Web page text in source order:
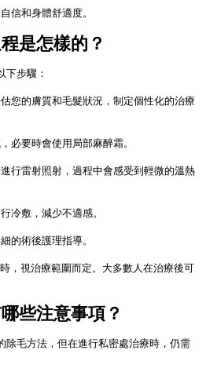
信和身體舒適度。
是怎樣的？
下步驟：
您的膚質和毛髮狀況，制定個性化的治療
必要時會使用局部麻醉霜。
行雷射照射，過程中會感受到輕微的溫熱
冷敷，減少不適感。
的術後護理指導。
，視治療範圍而定。大多數人在治療後可
些注意事項？
除毛方法，但在進行私密處治療時，仍需